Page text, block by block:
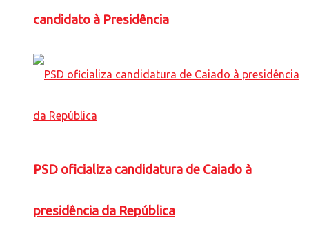
candidato à Presidência
PSD oficializa candidatura de Caiado à
presidência da República